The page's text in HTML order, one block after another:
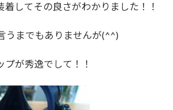
着してその良さがわかりました！！
うまでもありませんが(^^)
プが秀逸でして！！